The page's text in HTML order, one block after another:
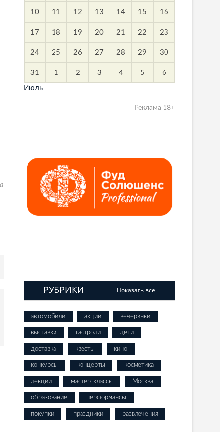
10 11 12 13 14 15 16
17 18 19 20 21 22 23
24 25 26 27 28 29 30
31 1 2 3 4 5 6
Июль
Реклама 18+
РУБРИКИ Показать все
автомобили акции вечеринки
выставки гастроли дети
доставка квесты кино
конкурсы концерты косметика
лекции мастер-классы Москва
образование перформансы
покупки праздники развлечения